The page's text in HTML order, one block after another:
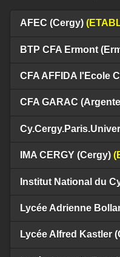
AFEC (Cergy)
BTP CFA Ermont
CFA GARAC
IMA CERGY (Cergy)
Lycée Adrienne
Lycée Alfred Kastler